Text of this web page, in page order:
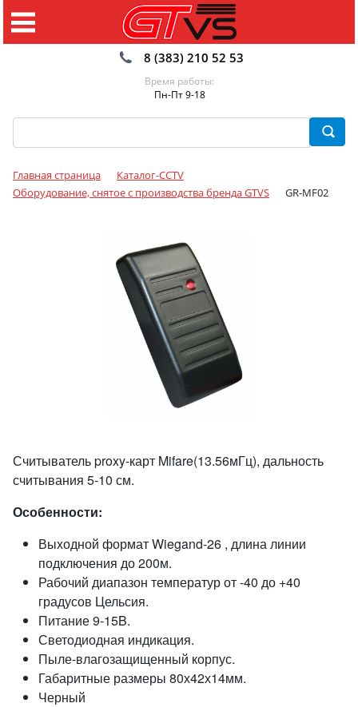
8 (383) 210 52 53
Время работы:
Пн-Пт 9-18
Главная страница
Каталог-CCTV
Оборудование, снятое с производства бренда GTVS
GR-MF02
Считыватель proxy-карт Mifare(13.56мГц), дальность
считывания 5-10 см.
Особенности:
Выходной формат Wiegand-26 , длина линии
подключения до 200м.
Рабочий диапазон температур от -40 до +40
градусов Цельсия.
Питание 9-15B.
Светодиодная индикация.
Пыле-влагозащищенный корпус.
Габаритные размеры 80х42х14мм.
Черный